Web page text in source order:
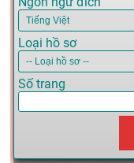
Loại hồ sơ
Số trang